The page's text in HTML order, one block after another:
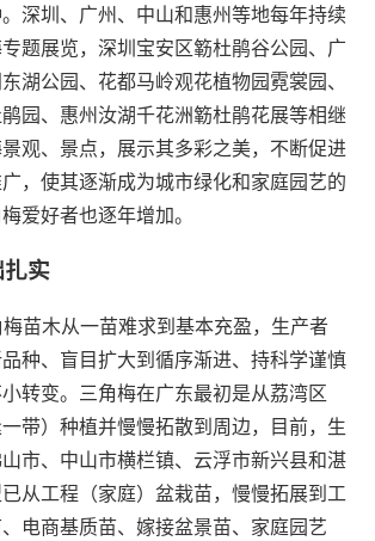
深圳、广州、中山和惠州等地每年持续
题展览，深圳宝安区簕杜鹃谷公园、广
湖公园、花都马岭观花植物园霓裳园、
园、惠州汝湖千花洲簕杜鹃花展等相继
观、景点，展示其多彩之美，不断促进
，使其逐渐成为城市绿化和家庭园艺的
爱好者也逐年增加。
实
苗木从一苗难求到基本充盈，生产者
种、盲目扩大到循序渐进、持科学谨慎
转变。三角梅在广东最初是从荔湾区
一带）种植并慢慢拓散到周边，目前，生
市、中山市横栏镇、云浮市新兴县和湛
从工程（家庭）盆栽苗，慢慢拓展到工
电商基质苗、嫁接盆景苗、家庭园艺